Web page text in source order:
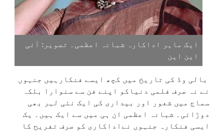
ایک ماہر اداکارہ شبانہ اعظمی۔ تصویر: آئی
این این
بالی وڈ کی تاریخ میں کچھ ایسے فنکارہیں جنہوں
نے نہ صرف فلمی دنیاکو اپنے فن سے سنوارا بلکہ
سماج میں شعور اور بیداری کی ایک نئی لہر بھی
دوڑائی۔ شبانہ اعظمی ان ہی میں سے ایک ہیں۔ یک
ایسی فنکارہ جنہوں نےاداکاری کو صرف تفریح کا